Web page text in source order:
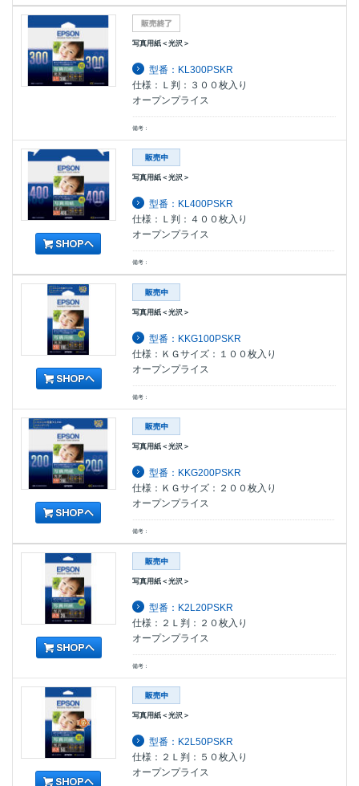
写真用紙＜光沢＞
型番：KL300PSKR
仕様：Ｌ判：３００枚入り
オープンプライス
備考：
写真用紙＜光沢＞
型番：KL400PSKR
仕様：Ｌ判：４００枚入り
オープンプライス
備考：
写真用紙＜光沢＞
型番：KKG100PSKR
仕様：ＫＧサイズ：１００枚入り
オープンプライス
備考：
写真用紙＜光沢＞
型番：KKG200PSKR
仕様：ＫＧサイズ：２００枚入り
オープンプライス
備考：
写真用紙＜光沢＞
型番：K2L20PSKR
仕様：２Ｌ判：２０枚入り
オープンプライス
備考：
写真用紙＜光沢＞
型番：K2L50PSKR
仕様：２Ｌ判：５０枚入り
オープンプライス